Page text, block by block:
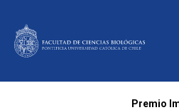
Premio